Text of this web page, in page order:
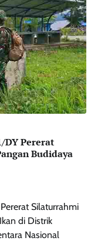
DY Pererat
Budidaya
Silaturrahmi
di Distrik
Nasional